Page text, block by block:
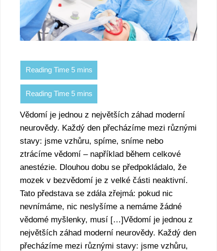
Vědomí je jednou z největších záhad moderní
neurovědy. Každý den přecházíme mezi různými
stavy: jsme vzhůru, spíme, sníme nebo
ztrácíme vědomí – například během celkové
anestézie. Dlouhou dobu se předpokládalo, že
mozek v bezvědomí je z velké části neaktivní.
Tato představa se zdála zřejmá: pokud nic
nevnímáme, nic neslyšíme a nemáme žádné
vědomé myšlenky, musí […]Vědomí je jednou z
největších záhad moderní neurovědy. Každý den
přecházíme mezi různými stavy: jsme vzhůru,